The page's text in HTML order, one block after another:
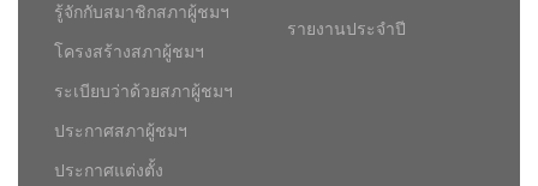
รู้จักกับสมาชิกสภาผู้ชมฯ
โครงสร้างสภาผู้ชมฯ
ระเบียบว่าด้วยสภาผู้ชมฯ
ประกาศสภาผู้ชมฯ
ประกาศแต่งตั้ง
รายงานประจำปี